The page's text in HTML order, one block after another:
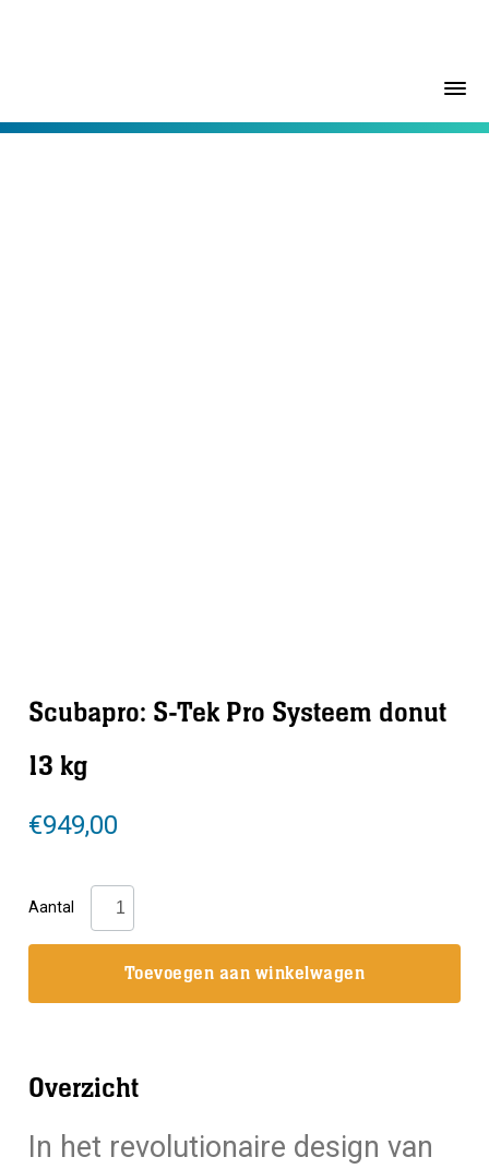
Scubapro: S-Tek Pro Systeem donut
13 kg
€949,00
Aantal
Scubapro:
S-
13
aantal
Toevoegen aan winkelwagen
Overzicht
In het revolutionaire design van